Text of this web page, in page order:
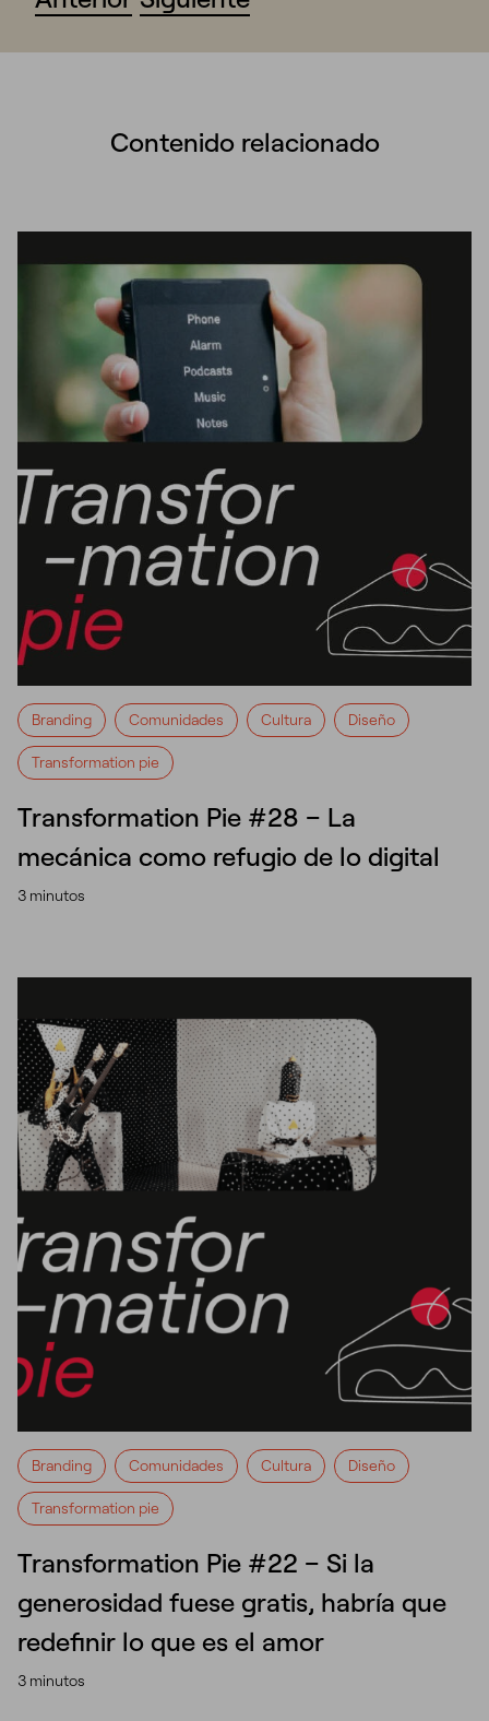
Contenido relacionado
Branding Comunidades Cultura Diseño
Transformation pie
Transformation Pie #28 – La
mecánica como refugio de lo digital
3 minutos
Branding Comunidades Cultura Diseño
Transformation pie
Transformation Pie #22 – Si la
generosidad fuese gratis, habría que
redefinir lo que es el amor
3 minutos